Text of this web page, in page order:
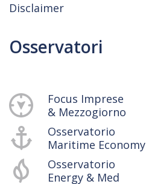
Disclaimer
Osservatori
Focus Imprese
& Mezzogiorno
Osservatorio
Maritime Economy
Osservatorio
Energy & Med